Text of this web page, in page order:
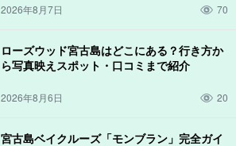
2026年8月7日 70
ローズウッド宮古島はどこにある？行き方か
ら写真映えスポット・口コミまで紹介
2026年8月6日 20
宮古島ベイクルーズ「モンブラン」完全ガイ